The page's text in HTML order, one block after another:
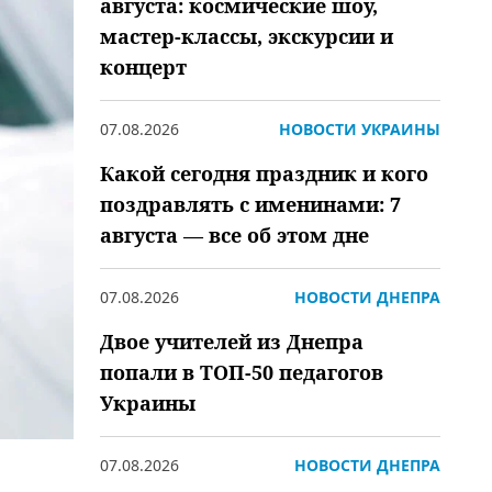
августа: космические шоу,
мастер-классы, экскурсии и
концерт
07.08.2026 НОВОСТИ УКРАИНЫ
Какой сегодня праздник и кого
поздравлять с именинами: 7
августа — все об этом дне
07.08.2026 НОВОСТИ ДНЕПРА
Двое учителей из Днепра
попали в ТОП-50 педагогов
Украины
07.08.2026 НОВОСТИ ДНЕПРА